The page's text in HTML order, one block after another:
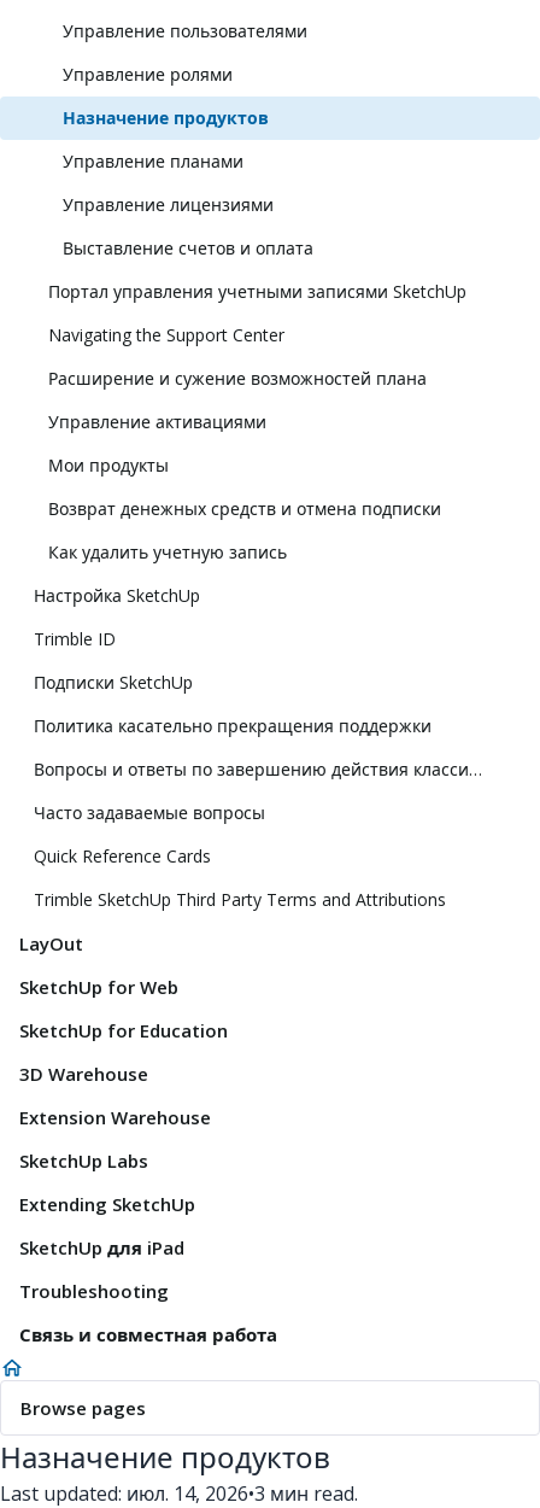
Управление пользователями
Управление ролями
Назначение продуктов
Управление планами
Управление лицензиями
Выставление счетов и оплата
Портал управления учетными записями SketchUp
Navigating the Support Center
Расширение и сужение возможностей плана
Управление активациями
Мои продукты
Возврат денежных средств и отмена подписки
Как удалить учетную запись
Настройка SketchUp
Trimble ID
Подписки SketchUp
Политика касательно прекращения поддержки
Вопросы и ответы по завершению действия классической лицензии
Часто задаваемые вопросы
Quick Reference Cards
Trimble SketchUp Third Party Terms and Attributions
LayOut
SketchUp for Web
SketchUp for Education
3D Warehouse
Extension Warehouse
SketchUp Labs
Extending SketchUp
SketchUp для iPad
Troubleshooting
Связь и совместная работа
Browse pages
Назначение продуктов
Last updated: июл. 14, 2026•3 мин read.